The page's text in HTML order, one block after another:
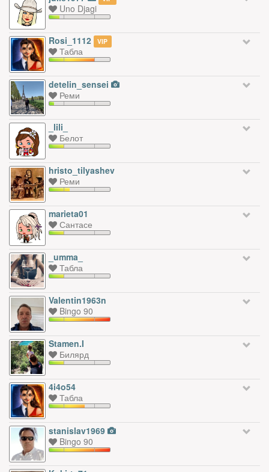
Uno Djagi
Rosi_1112 VIP
Табла
detelin_sensei
Реми
_lili_
Белот
hristo_tilyashev
Реми
marieta01
Сантасе
_umma_
Табла
Valentin1963n
Bingo 90
Stamen.I
Билярд
4i4o54
Табла
stanislav1969
Bingo 90